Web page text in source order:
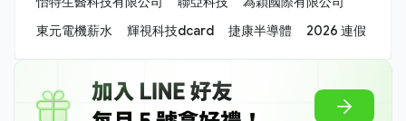
東元電機薪水
輝視科技dcard 捷康半導體 2026 連假